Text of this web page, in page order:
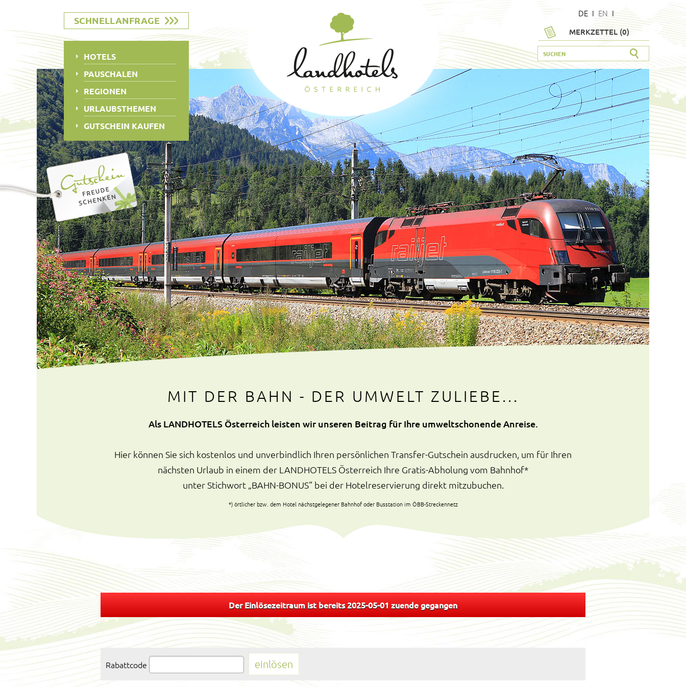
MIT DER BAHN - DER UMWELT ZULIEBE...
Als LANDHOTELS Österreich leisten wir unseren Beitrag für Ihre umweltschonende Anreise.
Hier können Sie sich kostenlos und unverbindlich Ihren persönlichen Transfer-Gutschein ausdrucken, um für Ihren
nächsten Urlaub in einem der LANDHOTELS Österreich Ihre Gratis-Abholung vom Bahnhof*
unter Stichwort „BAHN-BONUS“ bei der Hotelreservierung direkt mitzubuchen.
*) örtlicher bzw. dem Hotel nächstgelegener Bahnhof oder Busstation im ÖBB-Streckennetz
SCHNELLANFRAGE
DE I EN I
MERKZETTEL (0)
HOTELS
PAUSCHALEN
REGIONEN
URLAUBSTHEMEN
GUTSCHEIN KAUFEN